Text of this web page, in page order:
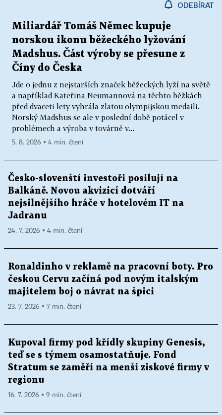
ODEBÍRAT
Miliardář Tomáš Němec kupuje
norskou ikonu běžeckého lyžování
Madshus. Část výroby se přesune z
Číny do Česka
Jde o jednu z nejstarších značek běžeckých lyží na světě
a například Kateřina Neumannová na těchto běžkách
před dvaceti lety vyhrála zlatou olympijskou medaili.
Norský Madshus se ale v poslední době potácel v
problémech a výroba v továrně v...
5. 8. 2026 ▪ 4 min. čtení
Česko-slovenští investoři posilují na
Balkáně. Novou akvizicí dotváří
nejsilnějšího hráče v hotelovém IT na
Jadranu
24. 7. 2026 ▪ 4 min. čtení
Ronaldinho v reklamě na pracovní boty. Pro
českou Cervu začíná pod novým italským
majitelem boj o návrat na špici
23. 7. 2026 ▪ 7 min. čtení
Kupoval firmy pod křídly skupiny Genesis,
teď se s týmem osamostatňuje. Fond
Stratum se zaměří na menší ziskové firmy v
regionu
16. 7. 2026 ▪ 9 min. čtení